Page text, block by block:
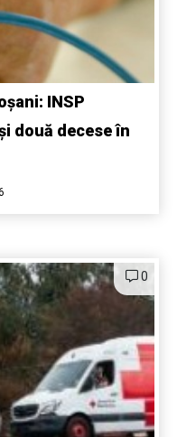
INSP
două decese în
0